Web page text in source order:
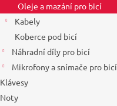
Oleje a mazání pro bicí
Kabely
Koberce pod bicí
Náhradní díly pro bicí
Mikrofony a snímače pro bicí
Klávesy
Noty